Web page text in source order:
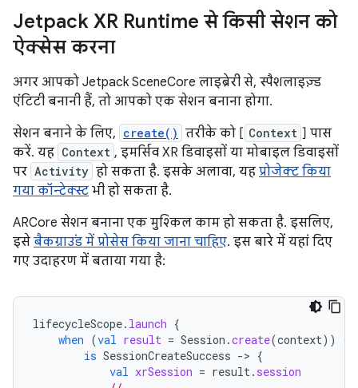
Jetpack XR Runtime से किसी सेशन को
ऐक्सेस करना
अगर आपको Jetpack SceneCore लाइब्रेरी से, स्पैशलाइज़्ड
एंटिटी बनानी हैं, तो आपको एक सेशन बनाना होगा.
सेशन बनाने के लिए, create() तरीके को [ Context ] पास
करें. यह Context , इमर्सिव XR डिवाइसों या मोबाइल डिवाइसों
पर Activity हो सकता है. इसके अलावा, यह प्रोजेक्ट किया
गया कॉन्टेक्स्ट भी हो सकता है.
ARCore सेशन बनाना एक मुश्किल काम हो सकता है. इसलिए,
इसे बैकग्राउंड में प्रोसेस किया जाना चाहिए. इस बारे में यहां दिए
गए उदाहरण में बताया गया है:
lifecycleScope. launch {
when (val result = Session .create(context))
{
is SessionCreateSuccess -> {
val xrSession = result. session